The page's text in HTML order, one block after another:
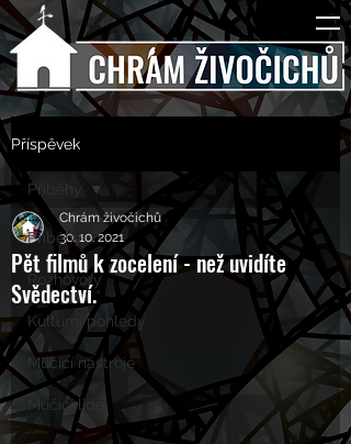
Příspěvek
Příběhy
Rozhovory
Kulturní pohledy
Mučící nástroje
Mučící lidé
Příběhy
Pět filmů k zocelení - než uvidíte
Svědectví.
Chrám živočichů
30. 10. 2021